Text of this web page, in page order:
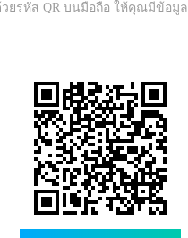
ยรหัส QR บนมือถือ ให้คุณมีข้อมูล